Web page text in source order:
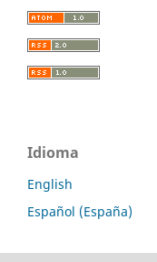
Idioma
English
Español (España)